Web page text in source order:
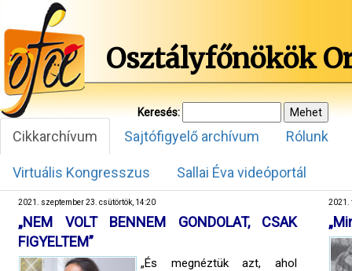
Osztályfőnökök
Keresés:
Cikkarchívum Sajtófigyelő archívum Rólunk
Virtuális Kongresszus Sallai Éva videóportál
2021. szeptember 23. csütörtök, 14:20
„NEM VOLT BENNEM GONDOLAT, CSAK
FIGYELTEM”
„És megnéztük azt, ahol
2021.